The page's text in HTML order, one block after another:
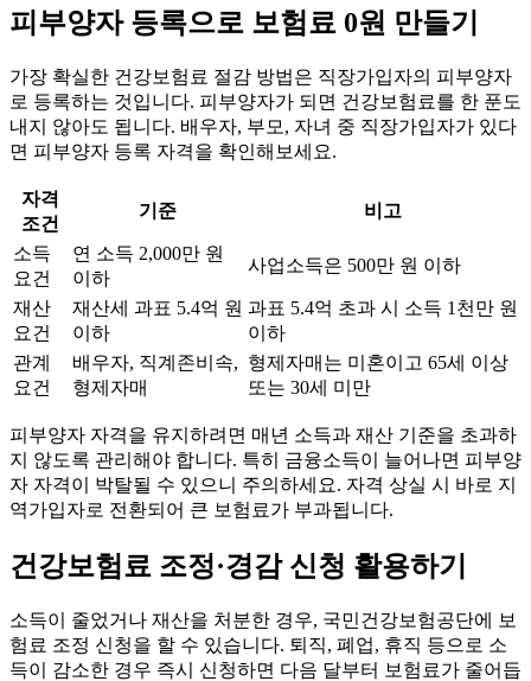
피부양자 등록으로 보험료 0원 만들기
가장 확실한 건강보험료 절감 방법은 직장가입자의 피부양자
로 등록하는 것입니다. 피부양자가 되면 건강보험료를 한 푼도
내지 않아도 됩니다. 배우자, 부모, 자녀 중 직장가입자가 있다
면 피부양자 등록 자격을 확인해보세요.
자격
조건
기준 비고
소득
요건
연 소득 2,000만 원
이하
사업소득은 500만 원 이하
재산
요건
재산세 과표 5.4억 원
이하
과표 5.4억 초과 시 소득 1천만 원
이하
관계
요건
배우자, 직계존비속,
형제자매
형제자매는 미혼이고 65세 이상
또는 30세 미만
피부양자 자격을 유지하려면 매년 소득과 재산 기준을 초과하
지 않도록 관리해야 합니다. 특히 금융소득이 늘어나면 피부양
자 자격이 박탈될 수 있으니 주의하세요. 자격 상실 시 바로 지
역가입자로 전환되어 큰 보험료가 부과됩니다.
건강보험료 조정·경감 신청 활용하기
소득이 줄었거나 재산을 처분한 경우, 국민건강보험공단에 보
험료 조정 신청을 할 수 있습니다. 퇴직, 폐업, 휴직 등으로 소
득이 감소한 경우 즉시 신청하면 다음 달부터 보험료가 줄어듭